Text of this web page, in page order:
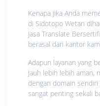
Kenapa jika Anda
di Sidotopo Wetan
Jasa Translate
berasal dari kantor
Adapun layanan yang
jauh lebih lebih aman,
dengan domain
sangat penting sekali